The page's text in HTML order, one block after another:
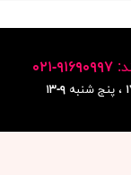
٩١۶٩٠٩٩٧-٠٢١
، پنج شنبه ۹-١٣